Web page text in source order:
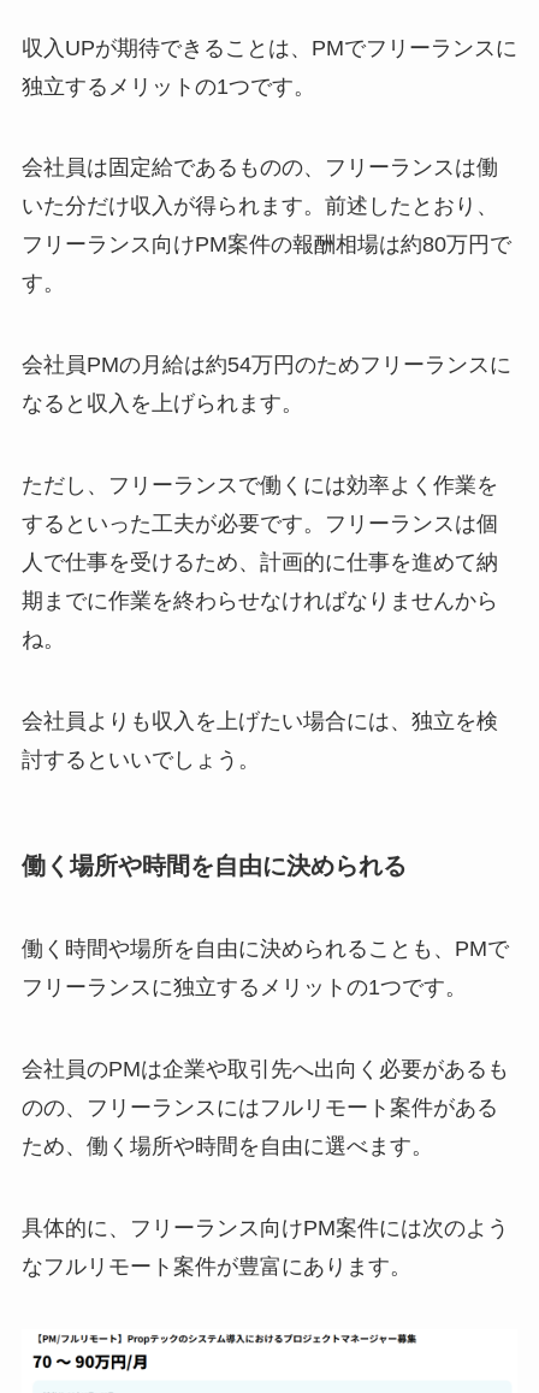
収入UPが期待できることは、PMでフリーランスに
独立するメリットの1つです。
会社員は固定給であるものの、フリーランスは働
いた分だけ収入が得られます。前述したとおり、
フリーランス向けPM案件の報酬相場は約80万円で
す。
会社員PMの月給は約54万円のためフリーランスに
なると収入を上げられます。
ただし、フリーランスで働くには効率よく作業を
するといった工夫が必要です。フリーランスは個
人で仕事を受けるため、計画的に仕事を進めて納
期までに作業を終わらせなければなりませんから
ね。
会社員よりも収入を上げたい場合には、独立を検
討するといいでしょう。
働く場所や時間を自由に決められる
働く時間や場所を自由に決められることも、PMで
フリーランスに独立するメリットの1つです。
会社員のPMは企業や取引先へ出向く必要があるも
のの、フリーランスにはフルリモート案件がある
ため、働く場所や時間を自由に選べます。
具体的に、フリーランス向けPM案件には次のよう
なフルリモート案件が豊富にあります。